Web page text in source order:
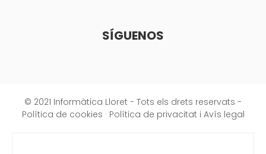
SÍGUENOS
© 2021 Informàtica Lloret - Tots els drets reservats -
Política de cookies · Política de privacitat i Avís legal